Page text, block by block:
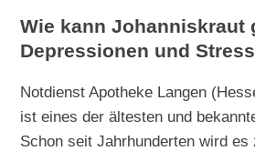
Wie kann Johanniskraut
Depressionen und
Notdienst Apotheke Langen
ist eines der ältesten und
Schon seit Jahrhunderten wird es